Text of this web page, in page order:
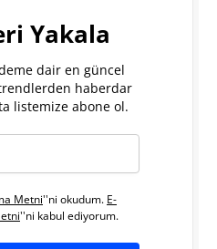
Yakala
dair en güncel
haberdar
listemize abone ol.
Metni''ni okudum. E-
''ni kabul ediyorum.